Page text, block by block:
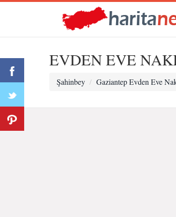
EVDEN EVE
Şahinbey Gaziantep Evden Eve